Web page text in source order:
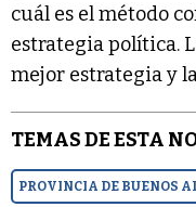
cuál es el método
estrategia política.
mejor estrategia y
TEMAS DE ESTA
PROVINCIA DE BUENOS